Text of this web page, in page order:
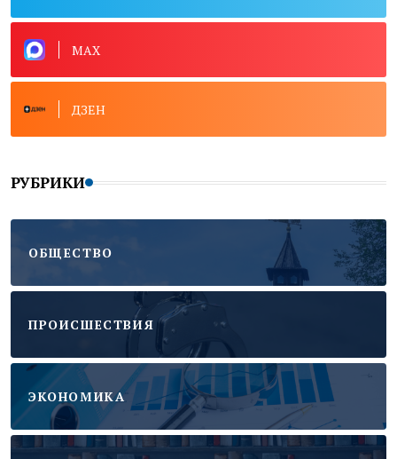
MAX
ДЗЕН
РУБРИКИ
ОБЩЕСТВО
ПРОИСШЕСТВИЯ
ЭКОНОМИКА